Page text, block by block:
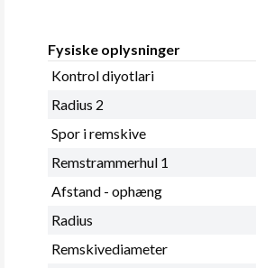
Fysiske oplysninger
Kontrol diyotlari
Radius 2
Spor i remskive
Remstrammerhul 1
Afstand - ophæng
Radius
Remskivediameter